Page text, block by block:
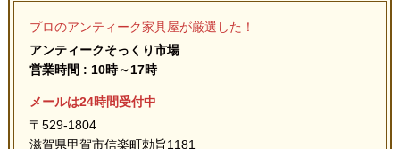
プロのアンティーク家具屋が厳選した！
アンティークそっくり市場
営業時間 : 10時～17時
メールは24時間受付中
〒529-1804
滋賀県甲賀市信楽町勅旨1181